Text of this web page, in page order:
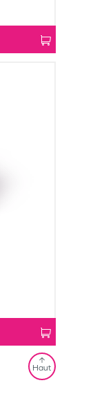
Haut